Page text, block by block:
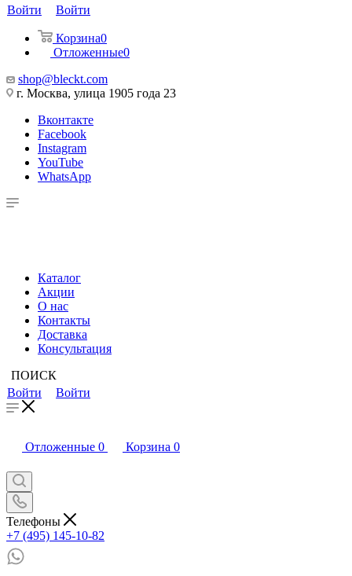
Войти
Войти
Корзина0
Отложенные0
shop@bleckt.com
г. Москва, улица 1905 года 23
Вконтакте
Facebook
Instagram
YouTube
WhatsApp
Каталог
Акции
О нас
Контакты
Доставка
Консультация
ПОИСК
Войти
Войти
Отложенные 0 Корзина 0
Телефоны
+7 (495) 145-10-82